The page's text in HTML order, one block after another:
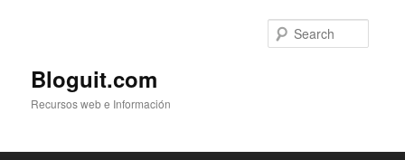
Bloguit.com
Recursos web e Información